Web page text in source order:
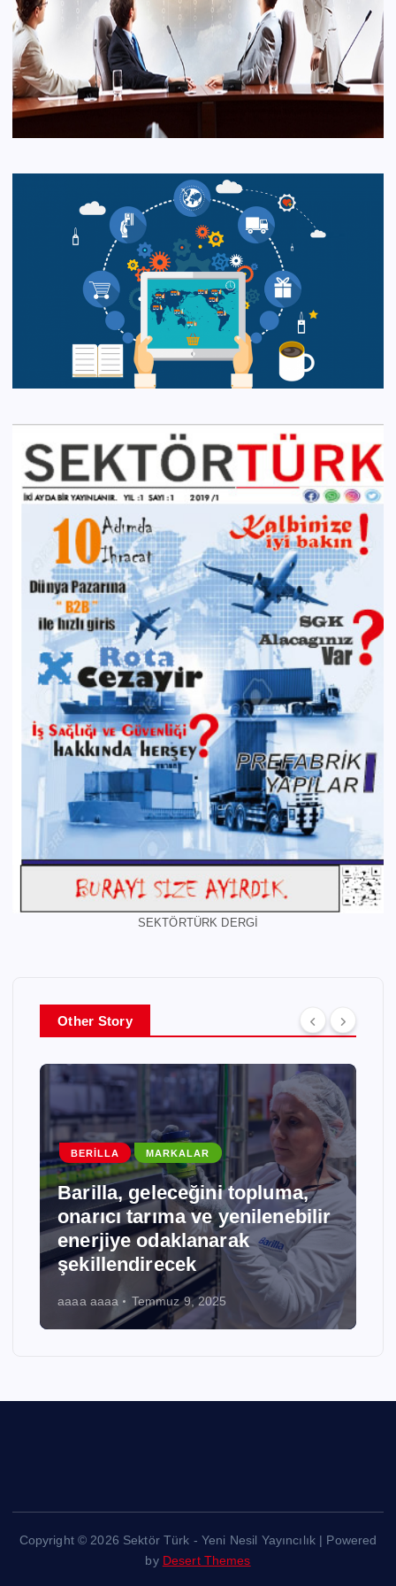
SEKTÖRTÜRK DERGİ
Other Story
BERILLA MARKALAR
Barilla, geleceğini topluma,
onarıcı tarıma ve yenilenebilir
enerjiye odaklanarak
şekillendirecek
aaaa aaaa Temmuz 9, 2025
Copyright © 2026 Sektör Türk - Yeni Nesil Yayıncılık | Powered
by Desert Themes